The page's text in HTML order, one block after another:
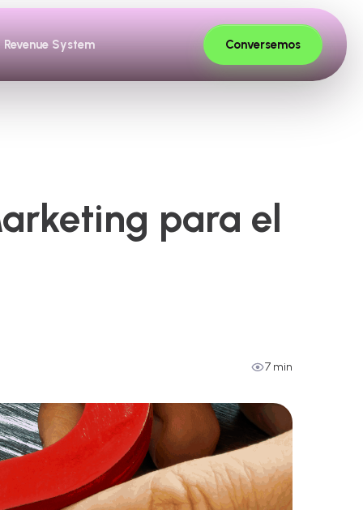
Revenue System Conversemos
para el
7 min